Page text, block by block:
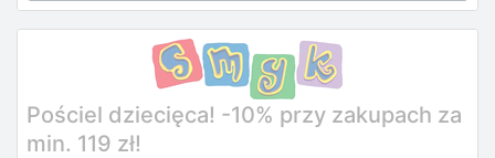
Pościel dziecięca! -10% przy zakupach za
min. 119 zł!